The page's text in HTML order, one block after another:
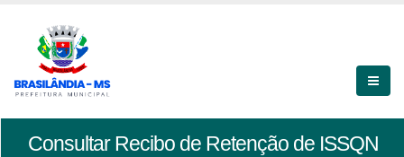
Consultar Recibo de Retenção de ISSQN